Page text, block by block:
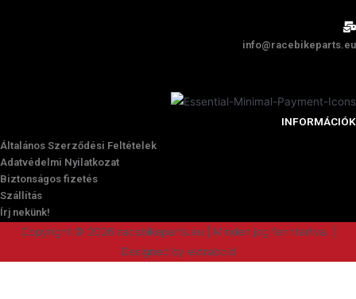
info@racebikeparts.eu
INFORMÁCIÓK
Általános Szerződési Feltételek
Adatvédelmi Nyilatkozat
Biztonságos fizetés
Szállítás
Írj nekünk!
Copyright © 2026 racebikeparts.eu | Minden jog fenntartva. |
Designed by extrabold